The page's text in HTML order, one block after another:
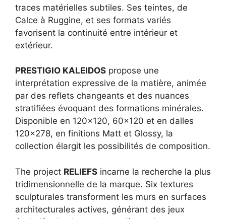
traces matérielles subtiles. Ses teintes, de
Calce à Ruggine, et ses formats variés
favorisent la continuité entre intérieur et
extérieur.
PRESTIGIO KALEIDOS propose une
interprétation expressive de la matière, animée
par des reflets changeants et des nuances
stratifiées évoquant des formations minérales.
Disponible en 120×120, 60×120 et en dalles
120×278, en finitions Matt et Glossy, la
collection élargit les possibilités de composition.
The project RELIEFS incarne la recherche la plus
tridimensionnelle de la marque. Six textures
sculpturales transforment les murs en surfaces
architecturales actives, générant des jeux